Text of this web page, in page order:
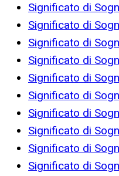
Significato di
Significato di
Significato di
Significato di
Significato di
Significato di
Significato di
Significato di
Significato di
Significato di